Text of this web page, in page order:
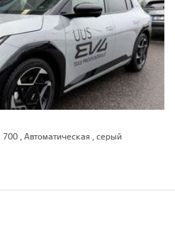
, Автоматическая , серый